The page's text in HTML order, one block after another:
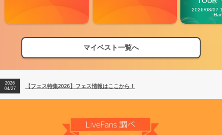
2026/08/07
マイベスト一覧へ
【フェス特集2026】フェス情報はここから！
【ライブ動員ランキング】2026年上半期編発表！
2026
04/27
【フェス特集2026】フェス情報はここから！
2026